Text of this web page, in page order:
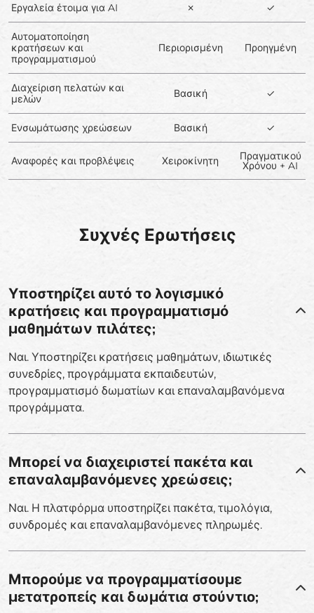
Εργαλεία έτοιμα για AI ✗ ✓
Αυτοματοποίηση
κρατήσεων και
προγραμματισμού
Περιορισμένη Προηγμένη
Διαχείριση πελατών και
μελών
Βασική ✓
Ενσωμάτωσης χρεώσεων Βασική ✓
Αναφορές και προβλέψεις Χειροκίνητη Πραγματικού
Χρόνου + AI
Συχνές Ερωτήσεις
Υποστηρίζει αυτό το λογισμικό
κρατήσεις και προγραμματισμό
μαθημάτων πιλάτες;
Ναι. Υποστηρίζει κρατήσεις μαθημάτων, ιδιωτικές
συνεδρίες, προγράμματα εκπαιδευτών,
προγραμματισμό δωματίων και επαναλαμβανόμενα
προγράμματα.
Μπορεί να διαχειριστεί πακέτα και
επαναλαμβανόμενες χρεώσεις;
Ναι. Η πλατφόρμα υποστηρίζει πακέτα, τιμολόγια,
συνδρομές και επαναλαμβανόμενες πληρωμές.
Μπορούμε να προγραμματίσουμε
μετατροπείς και δωμάτια στούντιο;